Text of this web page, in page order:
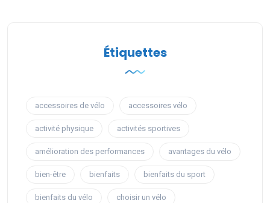
Étiquettes
accessoires de vélo accessoires vélo
activité physique activités sportives
amélioration des performances avantages du vélo
bien-être bienfaits bienfaits du sport
bienfaits du vélo choisir un vélo